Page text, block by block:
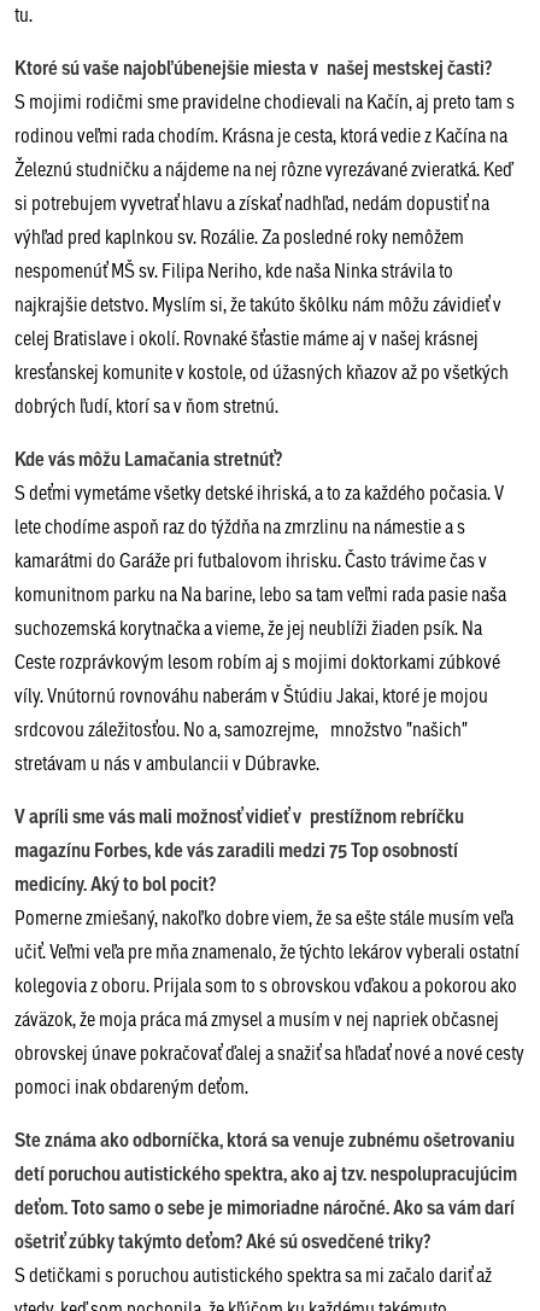
tu.
Ktoré sú vaše najobľúbenejšie miesta v našej mestskej časti?
S mojimi rodičmi sme pravidelne chodievali na Kačín, aj preto tam s
rodinou veľmi rada chodím. Krásna je cesta, ktorá vedie z Kačína na
Železnú studničku a nájdeme na nej rôzne vyrezávané zvieratká. Keď
si potrebujem vyvetrať hlavu a získať nadhľad, nedám dopustiť na
výhľad pred kaplnkou sv. Rozálie. Za posledné roky nemôžem
nespomenúť MŠ sv. Filipa Neriho, kde naša Ninka strávila to
najkrajšie detstvo. Myslím si, že takúto škôlku nám môžu závidieť v
celej Bratislave i okolí. Rovnaké šťastie máme aj v našej krásnej
kresťanskej komunite v kostole, od úžasných kňazov až po všetkých
dobrých ľudí, ktorí sa v ňom stretnú.
Kde vás môžu Lamačania stretnúť?
S deťmi vymetáme všetky detské ihriská, a to za každého počasia. V
lete chodíme aspoň raz do týždňa na zmrzlinu na námestie a s
kamarátmi do Garáže pri futbalovom ihrisku. Často trávime čas v
komunitnom parku na Na barine, lebo sa tam veľmi rada pasie naša
suchozemská korytnačka a vieme, že jej neublíži žiaden psík. Na
Ceste rozprávkovým lesom robím aj s mojimi doktorkami zúbkové
víly. Vnútornú rovnováhu naberám v Štúdiu Jakai, ktoré je mojou
srdcovou záležitosťou. No a, samozrejme, množstvo "našich"
stretávam u nás v ambulancii v Dúbravke.
V apríli sme vás mali možnosť vidieť v prestížnom rebríčku
magazínu Forbes, kde vás zaradili medzi 75 Top osobností
medicíny. Aký to bol pocit?
Pomerne zmiešaný, nakoľko dobre viem, že sa ešte stále musím veľa
učiť. Veľmi veľa pre mňa znamenalo, že týchto lekárov vyberali ostatní
kolegovia z oboru. Prijala som to s obrovskou vďakou a pokorou ako
záväzok, že moja práca má zmysel a musím v nej napriek občasnej
obrovskej únave pokračovať ďalej a snažiť sa hľadať nové a nové cesty
pomoci inak obdareným deťom.
Ste známa ako odborníčka, ktorá sa venuje zubnému ošetrovaniu
detí poruchou autistického spektra, ako aj tzv. nespolupracujúcim
deťom. Toto samo o sebe je mimoriadne náročné. Ako sa vám darí
ošetriť zúbky takýmto deťom? Aké sú osvedčené triky?
S detičkami s poruchou autistického spektra sa mi začalo dariť až